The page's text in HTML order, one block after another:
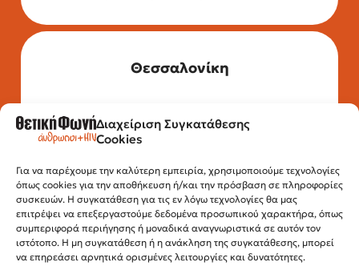
Διαχείριση Συγκατάθεσης
Cookies
Για να παρέχουμε την καλύτερη εμπειρία, χρησιμοποιούμε τεχνολογίες
όπως cookies για την αποθήκευση ή/και την πρόσβαση σε πληροφορίες
συσκευών. Η συγκατάθεση για τις εν λόγω τεχνολογίες θα μας
επιτρέψει να επεξεργαστούμε δεδομένα προσωπικού χαρακτήρα, όπως
συμπεριφορά περιήγησης ή μοναδικά αναγνωριστικά σε αυτόν τον
ιστότοπο. Η μη συγκατάθεση ή η ανάκληση της συγκατάθεσης, μπορεί
να επηρεάσει αρνητικά ορισμένες λειτουργίες και δυνατότητες.
Θεσσαλονίκη
Τηλέφωνο: 2315 525 020
Fax: 210 32 15 644
Εγνατίας 112, 3ος όροφος, 54622,
Θεσσαλονίκη
Ώρες λειτουργίας:
Δευτέρα – Παρασκευή, 10:00 –14:00